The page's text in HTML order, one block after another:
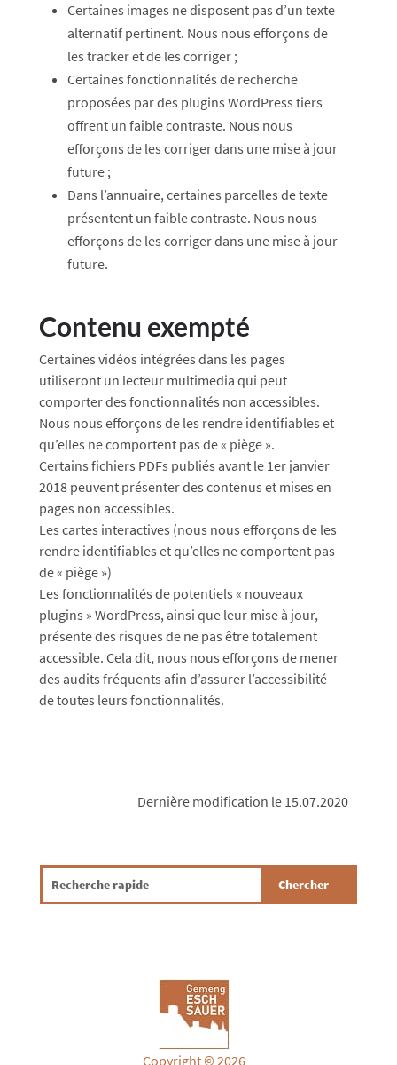
Certaines images ne disposent pas d’un texte
alternatif pertinent. Nous nous efforçons de
les tracker et de les corriger ;
Certaines fonctionnalités de recherche
proposées par des plugins WordPress tiers
offrent un faible contraste. Nous nous
efforçons de les corriger dans une mise à jour
future ;
Dans l’annuaire, certaines parcelles de texte
présentent un faible contraste. Nous nous
efforçons de les corriger dans une mise à jour
future.
Contenu exempté
Certaines vidéos intégrées dans les pages
utiliseront un lecteur multimedia qui peut
comporter des fonctionnalités non accessibles.
Nous nous efforçons de les rendre identifiables et
qu’elles ne comportent pas de « piège ».
Certains fichiers PDFs publiés avant le 1er janvier
2018 peuvent présenter des contenus et mises en
pages non accessibles.
Les cartes interactives (nous nous efforçons de les
rendre identifiables et qu’elles ne comportent pas
de « piège »)
Les fonctionnalités de potentiels « nouveaux
plugins » WordPress, ainsi que leur mise à jour,
présente des risques de ne pas être totalement
accessible. Cela dit, nous nous efforçons de mener
des audits fréquents afin d’assurer l’accessibilité
de toutes leurs fonctionnalités.
Dernière modification le 15.07.2020
Copyright © 2026